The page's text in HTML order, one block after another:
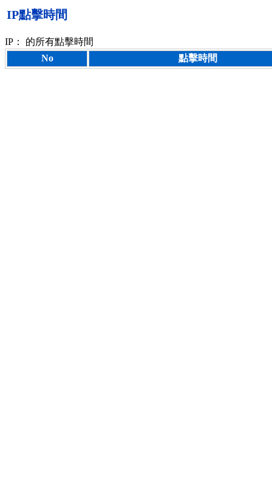
IP點擊時間
IP：
的所有點擊時間
No
點擊時間